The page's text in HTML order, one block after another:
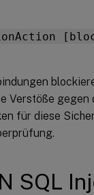
Verstöße gegen
für diese
SQL